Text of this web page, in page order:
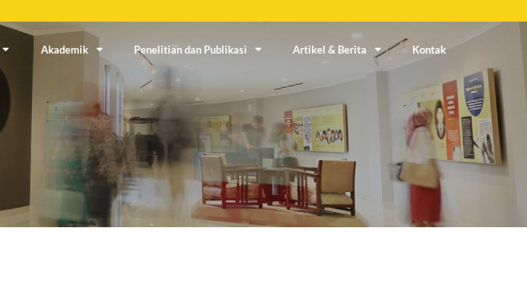
Akademik Penelitian dan Publikasi Artikel & Berita Kontak